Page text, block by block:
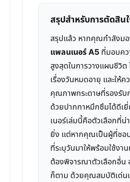
สรุปสำหรับการตัดสิน
สรุปแล้ว หากคุณกำลังม
แพลนเนอร์ A5 ที่มอบค
สูงสุดในการวางแผนชีวิต
เรื่องวันหมดอายุ และให้
คุณภาพกระดาษที่รองรับ
ด้วยปากกาหมึกซึมได้ดีเ
เนอร์เล่มนี้คือตัวเลือกที่น่
ยิ่ง แต่หากคุณเป็นผู้ที่ชอ
ที่ระบุวันมาให้พร้อมใช้งา
ต้องพิจารณาตัวเลือกอื่น
ก็ตาม ด้วยคุณสมบัติเด่น